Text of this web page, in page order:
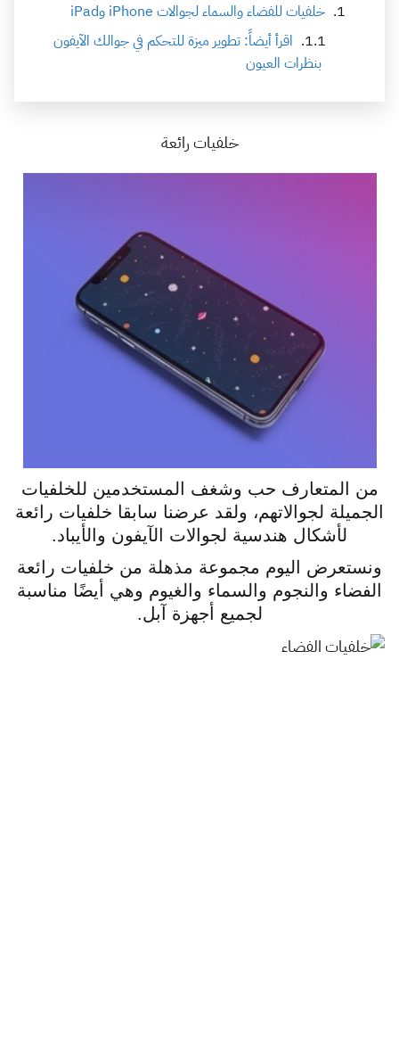
خلفيات للفضاء والسماء لجوالات iPhone وiPad
اقرأ أيضاً: تطوير ميزة للتحكم في جوالك الآيفون
بنظرات العيون
خلفيات رائعة
من المتعارف حب وشغف المستخدمين للخلفيات
الجميلة لجوالاتهم، ولقد عرضنا سابقا خلفيات رائعة
لأشكال هندسية لجوالات الآيفون والأيباد.
ونستعرض اليوم مجموعة مذهلة من خلفيات رائعة
الفضاء والنجوم والسماء والغيوم وهي أيضًا مناسبة
لجميع أجهزة آبل.